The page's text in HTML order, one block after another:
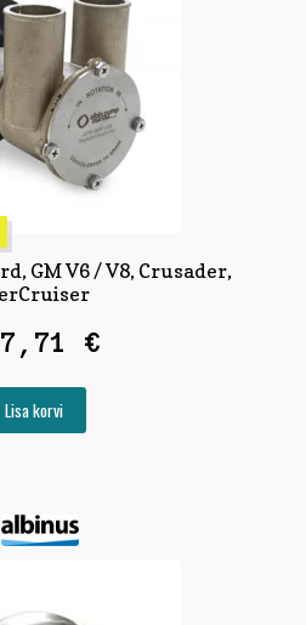
GM V6 / V8, Crusader,
€
Lisa korvi